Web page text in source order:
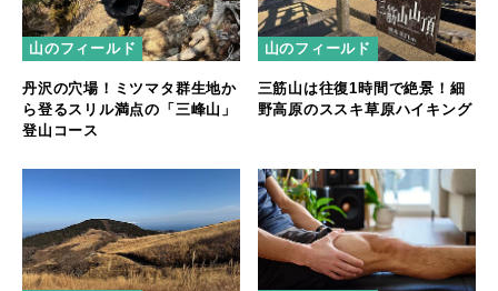
山のフィールド
丹沢の穴場！ミツマタ群生地か
ら登るスリル満点の「三峰山」
登山コース
山のフィールド
三筋山は往復1時間で絶景！細
野高原のススキ草原ハイキング